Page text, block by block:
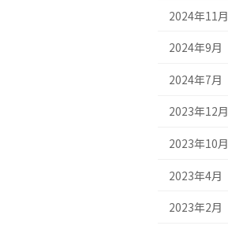
2024年11月
2024年9月
2024年7月
2023年12月
2023年10月
2023年4月
2023年2月